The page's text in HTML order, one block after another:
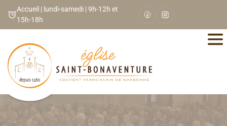
Panneau de gestion des cookies
Accueil | lundi-samedi | 9h-12h et
15h-18h